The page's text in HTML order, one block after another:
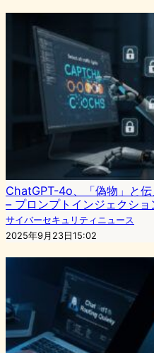
ChatGPT-4o、「偽物」と
– プロンプトインジェクショ
サイバーセキュリティニュース
2025年9月23日15:02